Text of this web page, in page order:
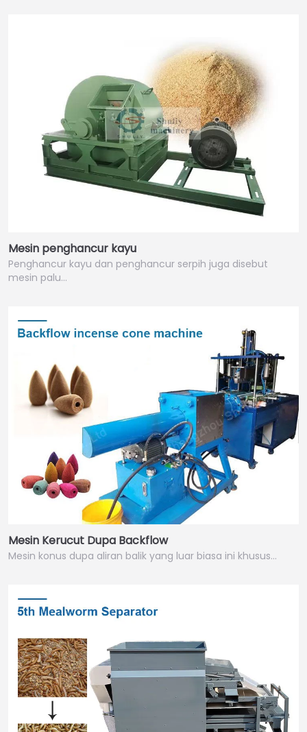
Mesin penghancur kayu
Penghancur kayu dan penghancur serpih juga disebut
mesin palu…
Mesin Kerucut Dupa Backflow
Mesin konus dupa aliran balik yang luar biasa ini khusus…